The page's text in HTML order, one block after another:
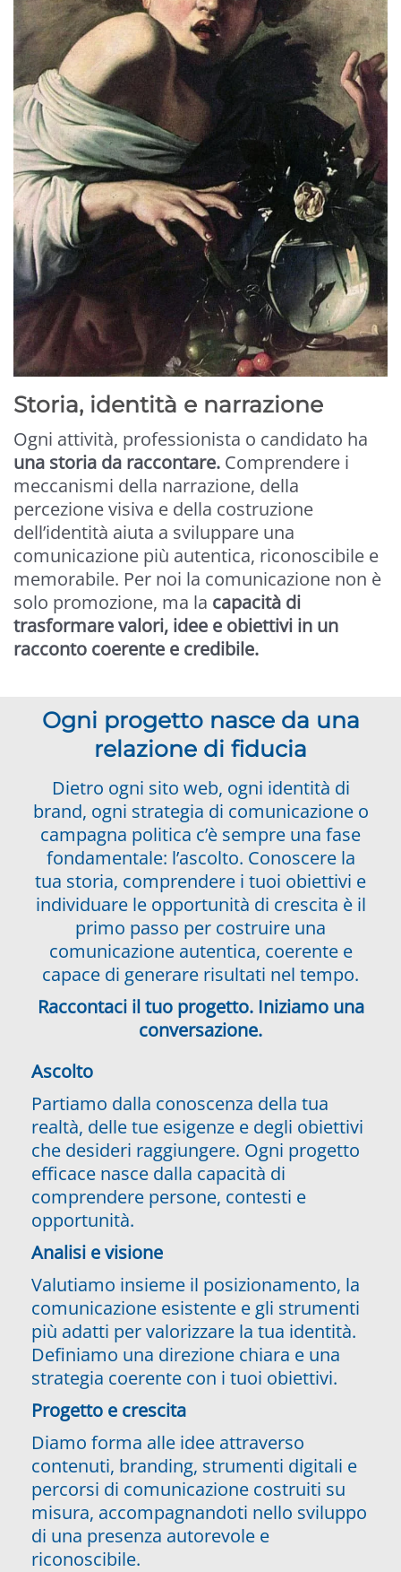
Storia, identità e narrazione
Ogni attività, professionista o candidato ha
una storia da raccontare. Comprendere i
meccanismi della narrazione, della
percezione visiva e della costruzione
dell’identità aiuta a sviluppare una
comunicazione più autentica, riconoscibile e
memorabile. Per noi la comunicazione non è
solo promozione, ma la capacità di
trasformare valori, idee e obiettivi in un
racconto coerente e credibile.
Ogni progetto nasce da una
relazione di fiducia
Dietro ogni sito web, ogni identità di
brand, ogni strategia di comunicazione o
campagna politica c’è sempre una fase
fondamentale: l’ascolto. Conoscere la
tua storia, comprendere i tuoi obiettivi e
individuare le opportunità di crescita è il
primo passo per costruire una
comunicazione autentica, coerente e
capace di generare risultati nel tempo.
Raccontaci il tuo progetto. Iniziamo una
conversazione.
Ascolto
Partiamo dalla conoscenza della tua
realtà, delle tue esigenze e degli obiettivi
che desideri raggiungere. Ogni progetto
efficace nasce dalla capacità di
comprendere persone, contesti e
opportunità.
Analisi e visione
Valutiamo insieme il posizionamento, la
comunicazione esistente e gli strumenti
più adatti per valorizzare la tua identità.
Definiamo una direzione chiara e una
strategia coerente con i tuoi obiettivi.
Progetto e crescita
Diamo forma alle idee attraverso
contenuti, branding, strumenti digitali e
percorsi di comunicazione costruiti su
misura, accompagnandoti nello sviluppo
di una presenza autorevole e
riconoscibile.